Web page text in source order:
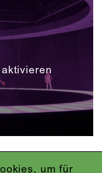
um für